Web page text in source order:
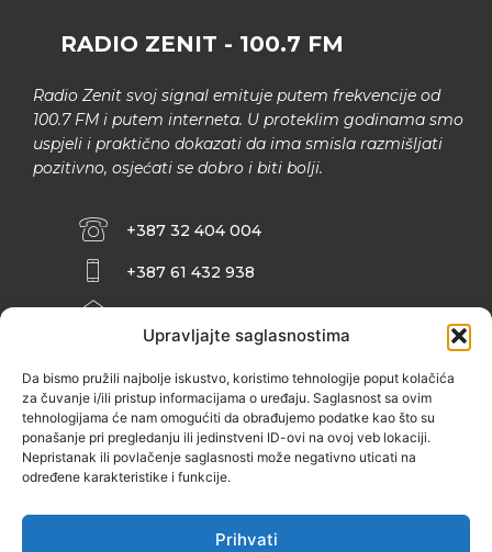
Upravljajte saglasnostima
Da bismo pružili najbolje iskustvo, koristimo tehnologije poput kolačića
za čuvanje i/ili pristup informacijama o uređaju. Saglasnost sa ovim
tehnologijama će nam omogućiti da obrađujemo podatke kao što su
ponašanje pri pregledanju ili jedinstveni ID-ovi na ovoj veb lokaciji.
Nepristanak ili povlačenje saglasnosti može negativno uticati na
određene karakteristike i funkcije.
Prihvati
RADIO ZENIT - 100.7 FM
Radio Zenit svoj signal emituje putem frekvencije od
100.7 FM i putem interneta. U proteklim godinama smo
uspjeli i praktično dokazati da ima smisla razmišljati
pozitivno, osjećati se dobro i biti bolji.
+387 32 404 004
+387 61 432 938
INFO@ZENIT.BA
ZENIČANKA, 3. SPRAT), 72000 ZENICA